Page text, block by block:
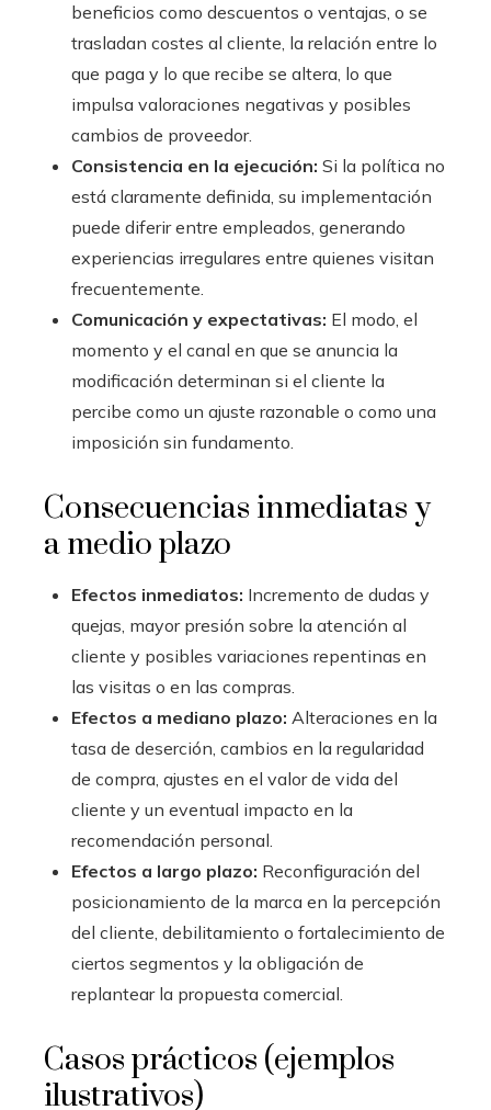
beneficios como descuentos o ventajas, o se
trasladan costes al cliente, la relación entre lo
que paga y lo que recibe se altera, lo que
impulsa valoraciones negativas y posibles
cambios de proveedor.
Consistencia en la ejecución: Si la política no
está claramente definida, su implementación
puede diferir entre empleados, generando
experiencias irregulares entre quienes visitan
frecuentemente.
Comunicación y expectativas: El modo, el
momento y el canal en que se anuncia la
modificación determinan si el cliente la
percibe como un ajuste razonable o como una
imposición sin fundamento.
Consecuencias inmediatas y
a medio plazo
Efectos inmediatos: Incremento de dudas y
quejas, mayor presión sobre la atención al
cliente y posibles variaciones repentinas en
las visitas o en las compras.
Efectos a mediano plazo: Alteraciones en la
tasa de deserción, cambios en la regularidad
de compra, ajustes en el valor de vida del
cliente y un eventual impacto en la
recomendación personal.
Efectos a largo plazo: Reconfiguración del
posicionamiento de la marca en la percepción
del cliente, debilitamiento o fortalecimiento de
ciertos segmentos y la obligación de
replantear la propuesta comercial.
Casos prácticos (ejemplos
ilustrativos)